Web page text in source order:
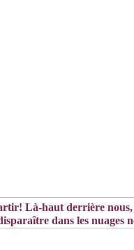
Là-haut derrière
dans les nuages